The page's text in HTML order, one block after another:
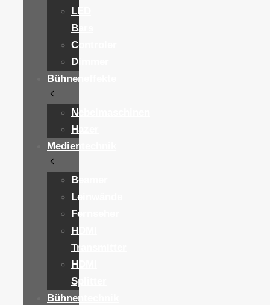
LED
Bars
Controler
Dimmer
Bühneneffekte
Nebelmaschinen
Hazer
Medientechnik
Beamer
Leinwände
Fernseher
HDMI
Transmitter
HDMI
Splitter
Bühnentechnik